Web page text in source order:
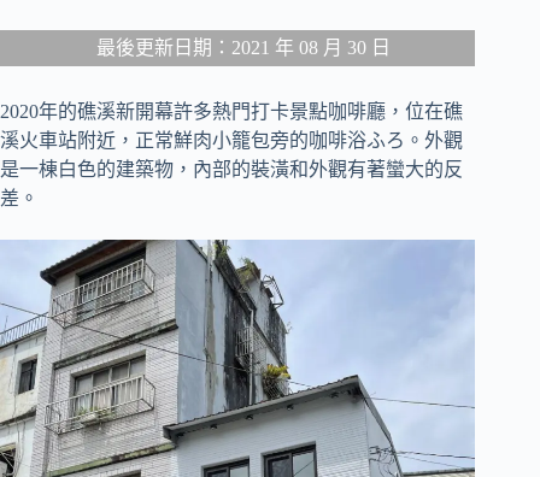
最後更新日期：2021 年 08 月 30 日
2020年的礁溪新開幕許多熱門打卡景點咖啡廳，位在礁
溪火車站附近，正常鮮肉小籠包旁的咖啡浴ふろ。外觀
是一棟白色的建築物，內部的裝潢和外觀有著蠻大的反
差。